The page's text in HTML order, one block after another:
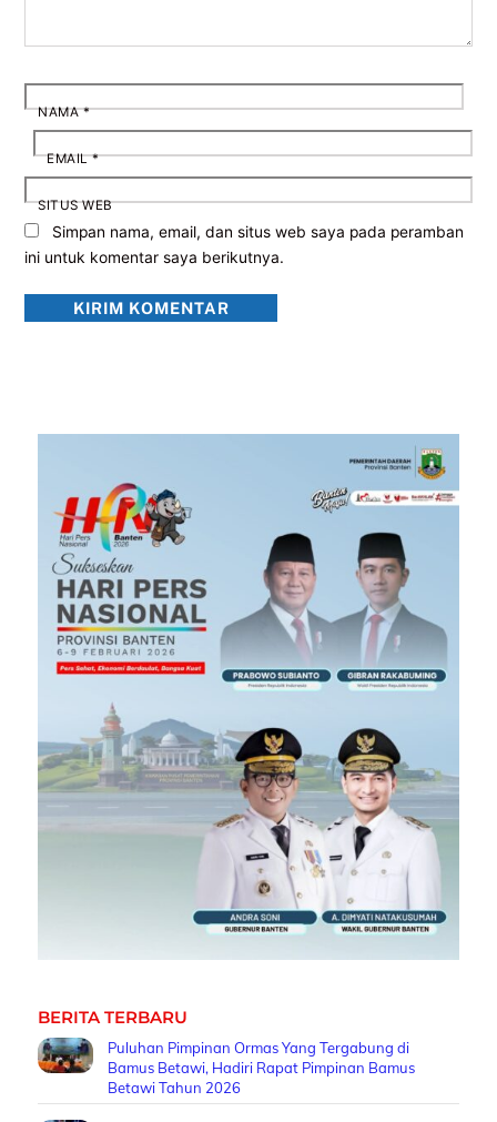
NAMA*
EMAIL*
SITUS WEB
Simpan nama, email, dan situs web saya pada peramban
ini untuk komentar saya berikutnya.
BERITA TERBARU
Puluhan Pimpinan Ormas Yang Tergabung di
Bamus Betawi, Hadiri Rapat Pimpinan Bamus
Betawi Tahun 2026